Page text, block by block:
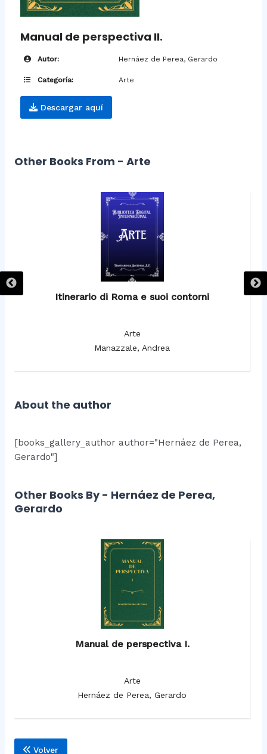
Manual de perspectiva II.
Autor: Hernáez de Perea, Gerardo
Categoría: Arte
Descargar aquí
Other Books From - Arte
Itinerario di Roma e suoi contorni
Arte
Manazzale, Andrea
About the author
[books_gallery_author author="Hernáez de Perea,
Gerardo"]
Other Books By - Hernáez de Perea,
Gerardo
Manual de perspectiva I.
Arte
Hernáez de Perea, Gerardo
Volver